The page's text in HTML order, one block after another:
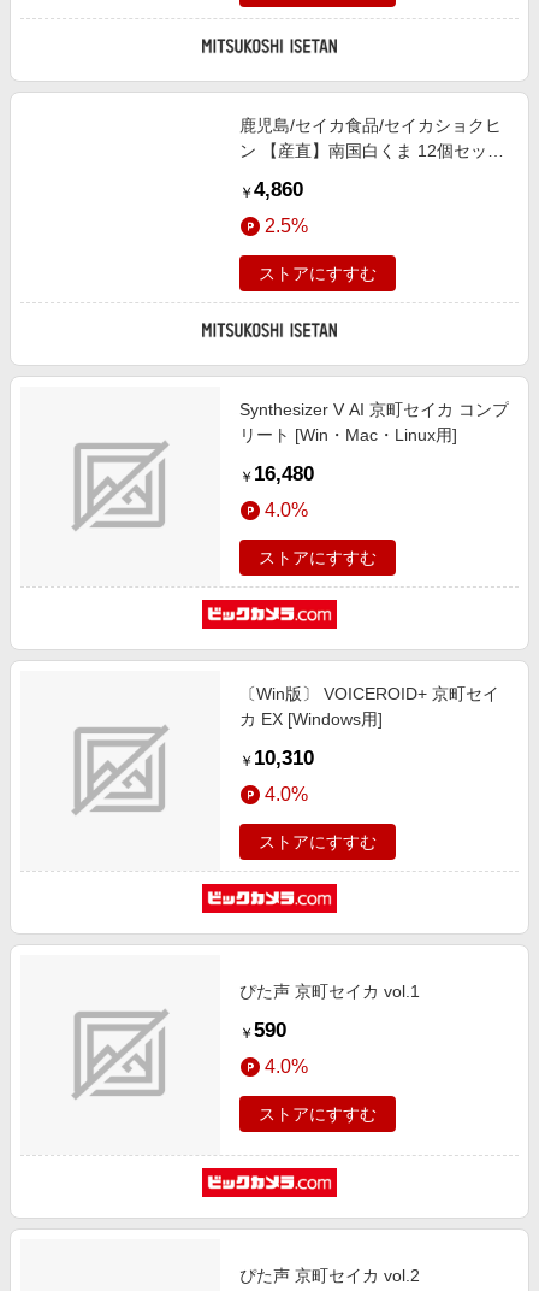
鹿児島/セイカ食品/セイカショクヒ
ン 【産直】南国白くま 12個セット
グルト（洋菓子）【三越伊勢丹/公
式】
￥ 4,860
2.5%
ストアにすすむ
Synthesizer V AI 京町セイカ コンプ
リート [Win・Mac・Linux用]
￥ 16,480
4.0%
ストアにすすむ
〔Win版〕 VOICEROID+ 京町セイ
カ EX [Windows用]
￥ 10,310
4.0%
ストアにすすむ
ぴた声 京町セイカ vol.1
￥ 590
4.0%
ストアにすすむ
ぴた声 京町セイカ vol.2